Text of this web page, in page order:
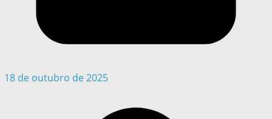
18 de outubro de 2025